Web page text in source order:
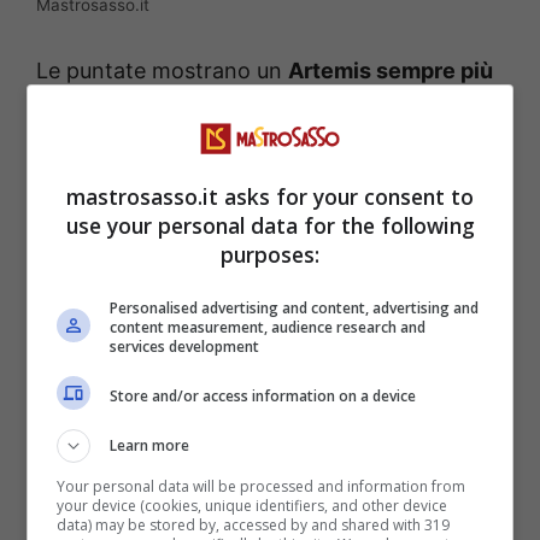
Mastrosasso.it
Le puntate mostrano un Artemis sempre più
feriscono nel profondo. Il legame con
già complicato, viene messo ulteriormente
alla prova quando la ragazza scopre dettagli
che cambiano la percezione di tutto ciò che
hanno vissuto insieme. La fiducia, già
incrinata, crolla definitivamente, e la rabbia
prende il posto della speranza.
Intanto, le tensioni familiari crescono. Le
dinamiche tra fratelli diventano più dure, e
ogni confronto si trasforma in un campo
mastrosasso.it asks for your consent to
use your personal data for the following
purposes:
Personalised advertising and content, advertising and
content measurement, audience research and
services development
Store and/or access information on a device
Learn more
Your personal data will be processed and information from
your device (cookies, unique identifiers, and other device
data) may be stored by, accessed by and shared with 319